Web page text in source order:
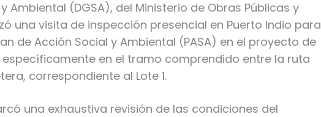
Ambiental (DGSA), del Ministerio de Obras Públicas y
una visita de inspección presencial en Puerto Indio para
de Acción Social y Ambiental (PASA) en el proyecto de
específicamente en el tramo comprendido entre la ruta
correspondiente al Lote 1.
una exhaustiva revisión de las condiciones del